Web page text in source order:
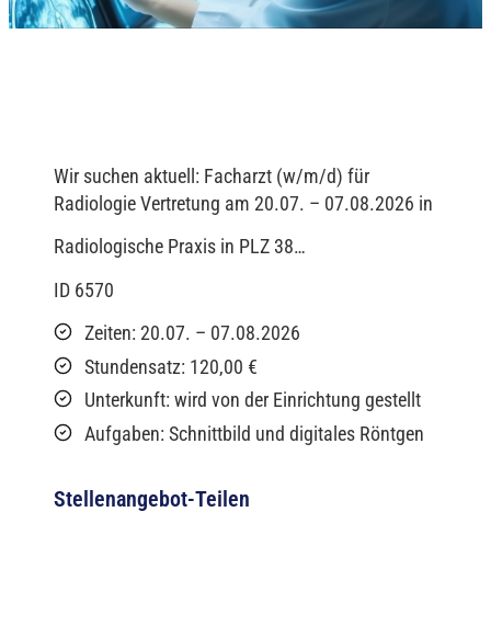
Wir suchen aktuell: Facharzt (w/m/d) für
Radiologie Vertretung am 20.07. – 07.08.2026 in
Radiologische Praxis in PLZ 38…
ID 6570
Zeiten: 20.07. – 07.08.2026
Stundensatz: 120,00 €
Unterkunft: wird von der Einrichtung gestellt
Aufgaben: Schnittbild und digitales Röntgen
Stellenangebot-Teilen